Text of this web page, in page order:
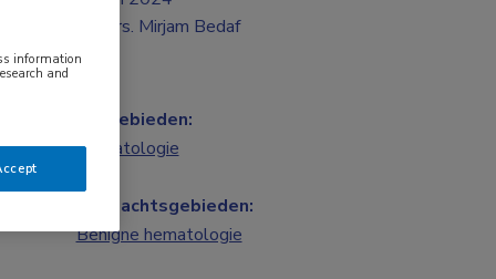
Drs. Mirjam Bedaf
Vakgebieden:
Hematologie
Aandachtsgebieden:
Benigne hematologie
information
and